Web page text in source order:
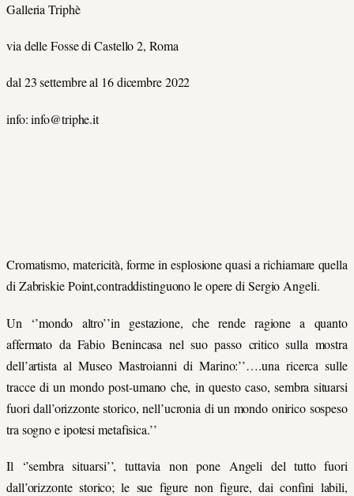
Galleria Triphè
via delle Fosse di Castello 2, Roma
dal 23 settembre al 16 dicembre 2022
info: info@triphe.it
Cromatismo, matericità, forme in esplosione quasi a richiamare quella
di Zabriskie Point,contraddistinguono le opere di Sergio Angeli.
Un ‘’mondo altro’’in gestazione, che rende ragione a quanto
affermato da Fabio Benincasa nel suo passo critico sulla mostra
dell’artista al Museo Mastroianni di Marino:’’….una ricerca sulle
tracce di un mondo post-umano che, in questo caso, sembra situarsi
fuori dall’orizzonte storico, nell’ucronia di un mondo onirico sospeso
tra sogno e ipotesi metafisica.’’
Il ‘’sembra situarsi’’, tuttavia non pone Angeli del tutto fuori
dall’orizzonte storico; le sue figure non figure, dai confini labili,